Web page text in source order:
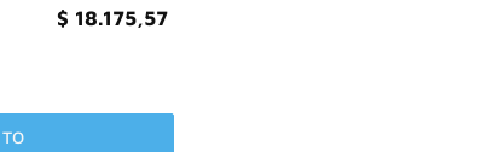
$ 18.175,57